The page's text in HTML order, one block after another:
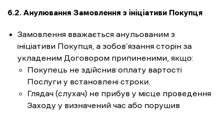
6.2. Анулювання Замовлення з ініціативи Покупця
Замовлення вважається анульованим з
ініціативи Покупця, а зобов’язання сторін за
укладеним Договором припиненими, якщо:
Покупець не здійснив оплату вартості
Послуги у встановлені строки.
Глядач (слухач) не прибув у місце проведення
Заходу у визначений час або порушив